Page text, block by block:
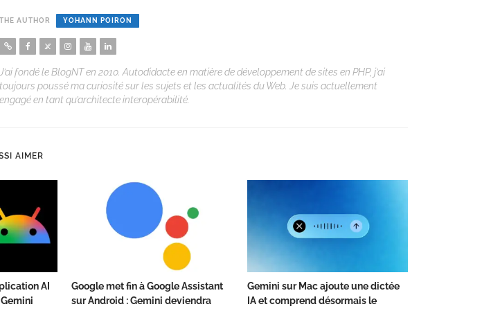
THE AUTHOR YOHANN POIRON
J’ai fondé le BlogNT en 2010. Autodidacte en matière de développement de sites en PHP, j’ai
toujours poussé ma curiosité sur les sujets et les actualités du Web. Je suis actuellement
engagé en tant qu’architecte interopérabilité.
AIMER
AI
Google met fin à Google Assistant
sur Android : Gemini deviendra
Gemini sur Mac ajoute une dictée
IA et comprend désormais le